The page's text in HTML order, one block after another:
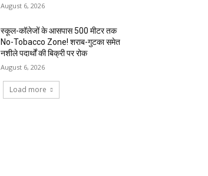
August 6, 2026
स्कूल-कॉलेजों के आसपास 500 मीटर तक
No-Tobacco Zone! शराब-गुटका समेत
नशीले पदार्थों की बिक्री पर रोक
August 6, 2026
Load more